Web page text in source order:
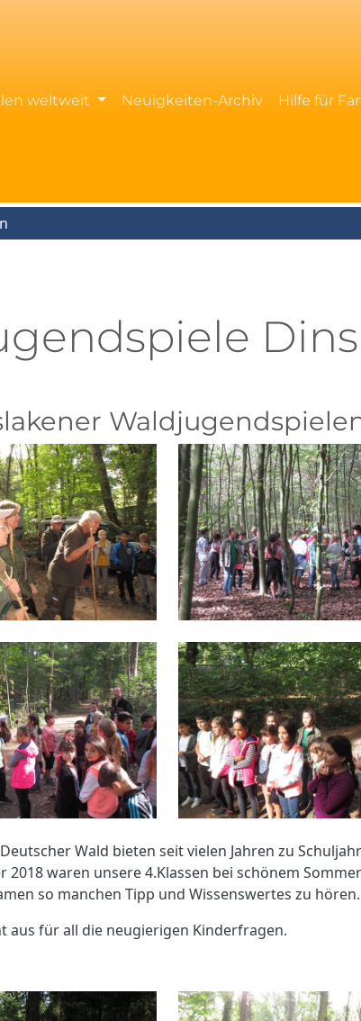
weltweit Neuigkeiten-Archiv Hilfe für
Wald bieten seit vielen Jahren zu
waren unsere 4.Klassen bei schönem
so manchen Tipp und Wissenswertes zu
aus für all die neugierigen Kinderfragen.